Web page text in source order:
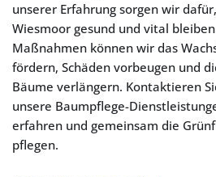
unserer Erfahrung sorgen wir
Wiesmoor gesund und vital
Maßnahmen können wir das
fördern, Schäden vorbeugen und
Bäume verlängern. Kontaktieren
unsere Baumpflege-
erfahren und gemeinsam die
pflegen.